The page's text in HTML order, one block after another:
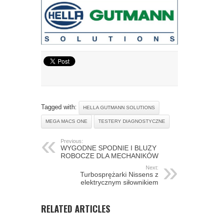
Tagged with: HELLA GUTMANN SOLUTIONS
MEGA MACS ONE TESTERY DIAGNOSTYCZNE
Previous:
WYGODNE SPODNIE I BLUZY
ROBOCZE DLA MECHANIKÓW
Next:
Turbosprężarki Nissens z
elektrycznym siłownikiem
RELATED ARTICLES